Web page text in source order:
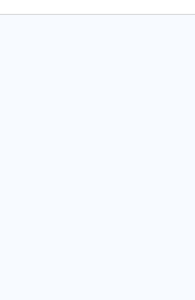
广东云浮以石会友“东融西接”